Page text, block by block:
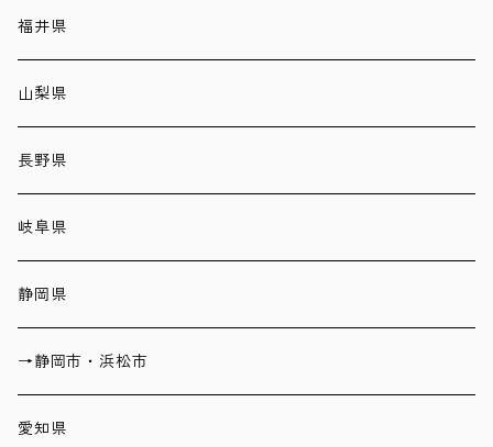
福井県
山梨県
長野県
岐阜県
静岡県
→静岡市・浜松市
愛知県